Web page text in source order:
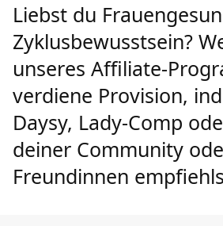
Liebst du
Zyklusbewusstsein?
unseres Affiliate-
verdiene Provision,
Daysy, Lady-Comp
deiner Community
Freundinnen